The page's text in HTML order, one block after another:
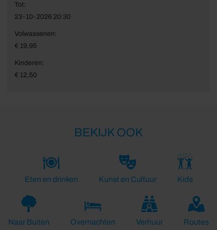
Tot:
23-10-2026 20:30
Volwassenen:
€ 19,95
Kinderen:
€ 12,50
BEKIJK OOK
Eten en drinken Kunst en Cultuur Kids
Naar Buiten Overnachten Verhuur Routes